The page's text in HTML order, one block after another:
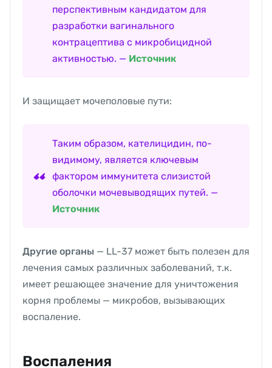
перспективным кандидатом для
разработки вагинального
контрацептива с микробицидной
активностью. — Источник
И защищает мочеполовые пути:
Таким образом, кателицидин, по-
видимому, является ключевым
фактором иммунитета слизистой
оболочки мочевыводящих путей. —
Источник
Другие органы — LL-37 может быть полезен для
лечения самых различных заболеваний, т.к.
имеет решающее значение для уничтожения
корня проблемы — микробов, вызывающих
воспаление.
Воспаления